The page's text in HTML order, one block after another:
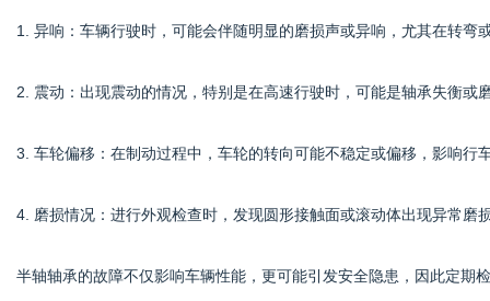
1. 异响：车辆行驶时，可能会伴随明显的磨损声或异响，尤其在转弯
2. 震动：出现震动的情况，特别是在高速行驶时，可能是轴承失衡或
3. 车轮偏移：在制动过程中，车轮的转向可能不稳定或偏移，影响行
4. 磨损情况：进行外观检查时，发现圆形接触面或滚动体出现异常磨
半轴轴承的故障不仅影响车辆性能，更可能引发安全隐患，因此定期